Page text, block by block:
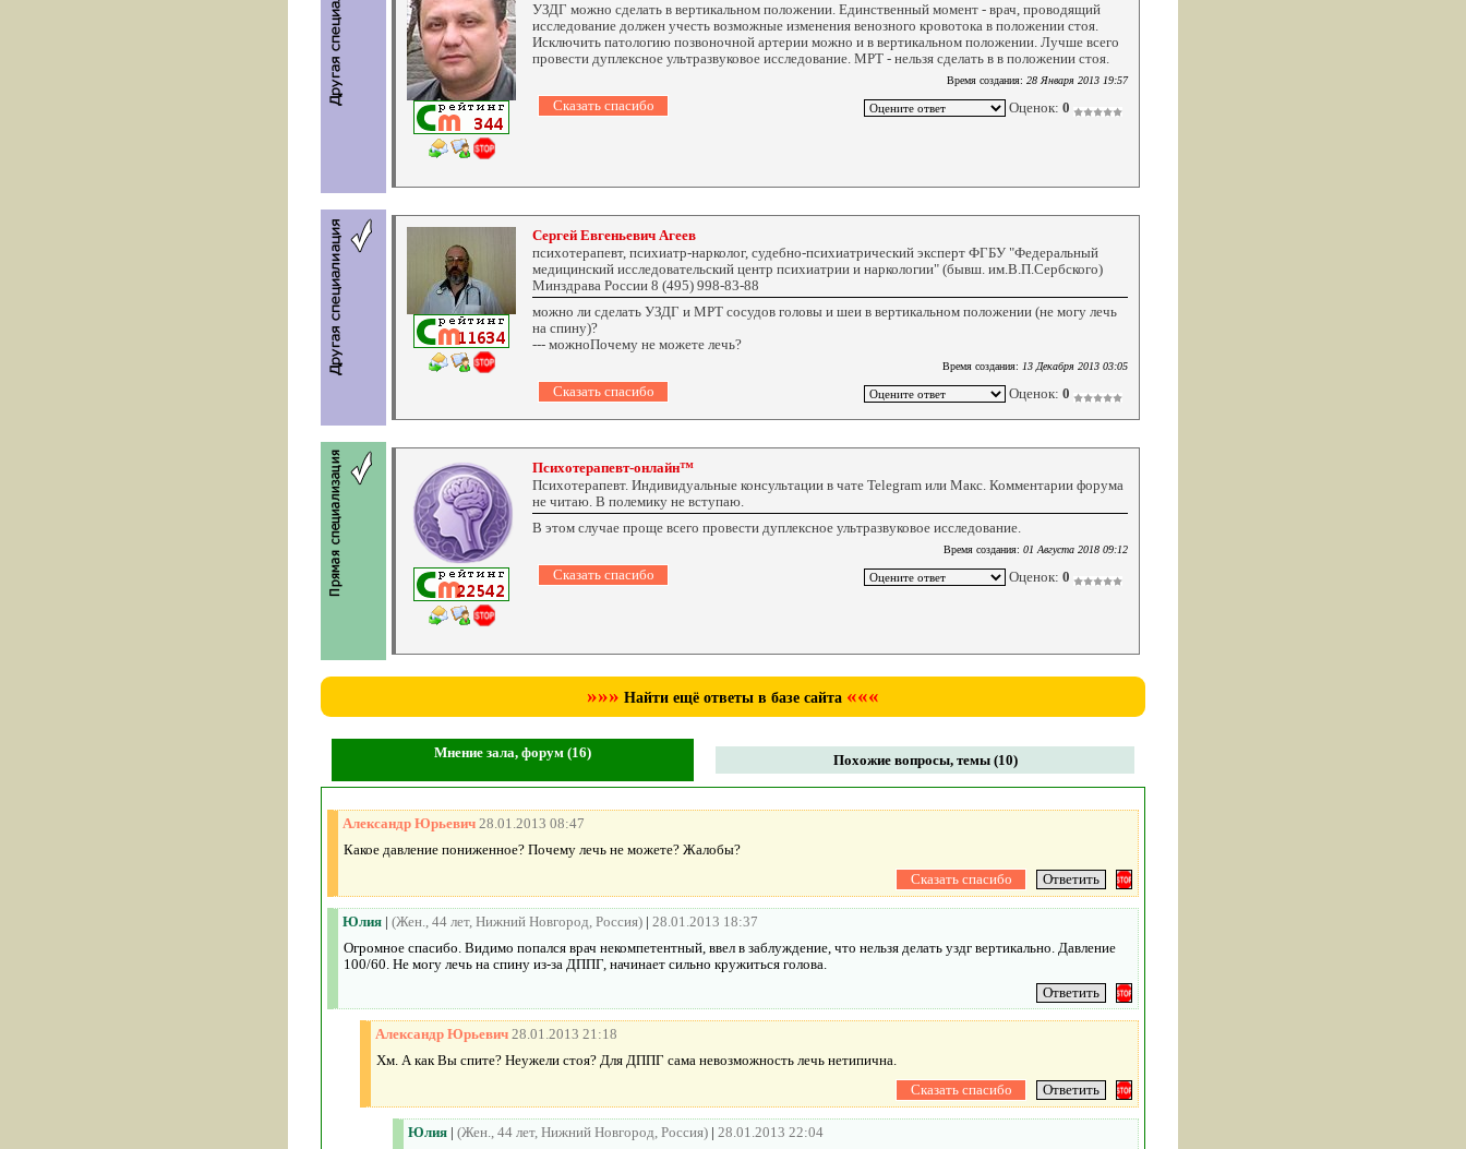
УЗДГ можно сделать в вертикальном положении. Единственный момент - врач, проводящий
исследование должен учесть возможные изменения венозного кровотока в положении стоя.
Исключить патологию позвоночной артерии можно и в вертикальном положении. Лучше всего
провести дуплексное ультразвуковое исследование. МРТ - нельзя сделать в в положении стоя.
Время создания: 28 Января 2013 19:57
Оценок: 0
Сергей Евгеньевич Агеев
психотерапевт, психиатр-нарколог, судебно-психиатрический эксперт ФГБУ "Федеральный
медицинский исследовательский центр психиатрии и наркологии" (бывш. им.В.П.Сербского)
Минздрава России 8 (495) 998-83-88
можно ли сделать УЗДГ и МРТ сосудов головы и шеи в вертикальном положении (не могу лечь
на спину)?
--- можноПочему не можете лечь?
Время создания: 13 Декабря 2013 03:05
Оценок: 0
Психотерапевт-онлайн™
Психотерапевт. Индивидуальные консультации в чате Telegram или Макс. Комментарии форума
не читаю. В полемику не вступаю.
В этом случае проще всего провести дуплексное ультразвуковое исследование.
Время создания: 01 Августа 2018 09:12
Оценок: 0
»»» Найти ещё ответы в базе сайта «««
Мнение зала, форум (16) Похожие вопросы, темы (10)
Александр Юрьевич 28.01.2013 08:47
Какое давление пониженное? Почему лечь не можете? Жалобы?
Юлия | (Жен., 44 лет, Нижний Новгород, Россия) | 28.01.2013 18:37
Огромное спасибо. Видимо попался врач некомпетентный, ввел в заблуждение, что нельзя делать уздг вертикально. Давление
100/60. Не могу лечь на спину из-за ДППГ, начинает сильно кружиться голова.
Александр Юрьевич 28.01.2013 21:18
Хм. А как Вы спите? Неужели стоя? Для ДППГ сама невозможность лечь нетипична.
Юлия | (Жен., 44 лет, Нижний Новгород, Россия) | 28.01.2013 22:04